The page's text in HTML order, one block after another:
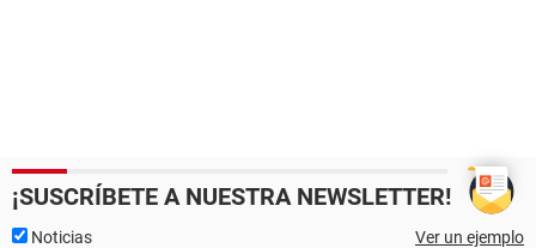
¡SUSCRÍBETE A NUESTRA NEWSLETTER!
Noticias Ver un ejemplo